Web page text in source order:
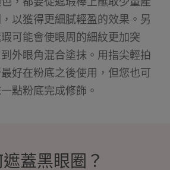
以獲得更細膩輕盈的效果。另
可能會使眼周的細紋更加突
外眼角混合塗抹。用指尖輕拍
好在粉底之後使用，但您也可
點粉底完成修飾。
蓋黑眼圈？